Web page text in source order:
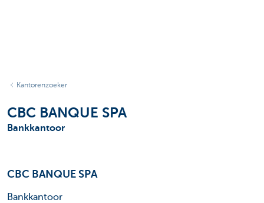
Kantorenzoeker
CBC BANQUE SPA
Bankkantoor
CBC BANQUE SPA
Bankkantoor